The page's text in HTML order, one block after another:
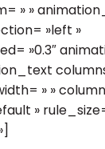
» »
»left »
»0.3″
» »
»